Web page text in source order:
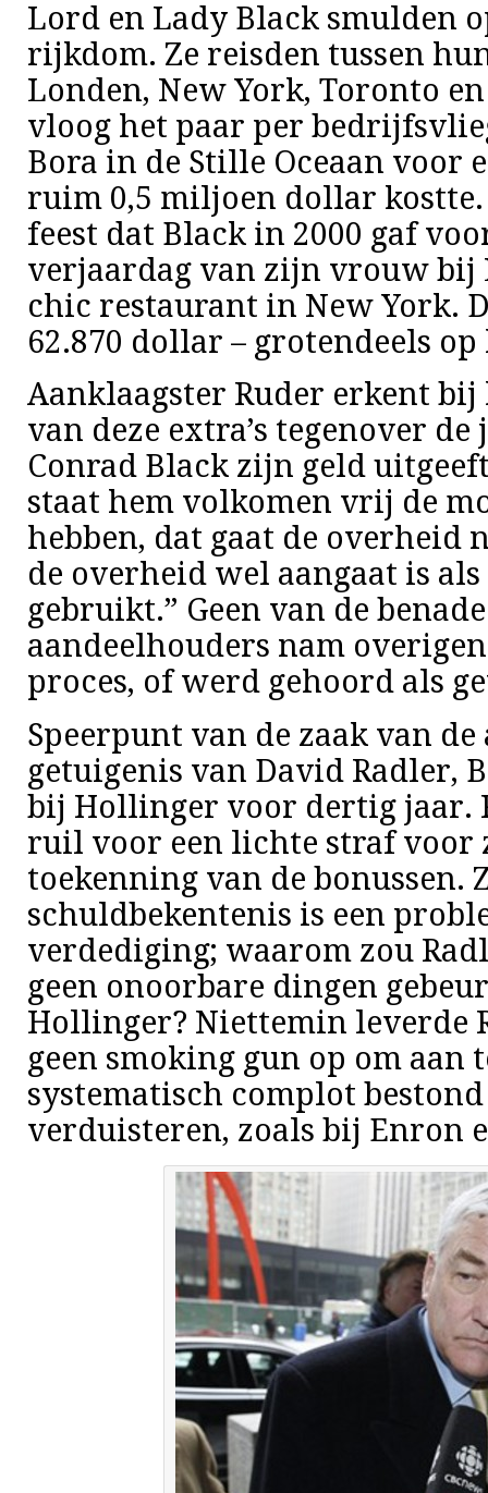
Lord en Lady Black smulden
rijkdom. Ze reisden tussen
Londen, New York, Toronto
vloog het paar per
Bora in de Stille Oceaan voor
ruim 0,5 miljoen dollar kostte.
feest dat Black in 2000 gaf
verjaardag van zijn vrouw bij
chic restaurant in New York.
62.870 dollar – grotendeels
Aanklaagster Ruder erkent
van deze extra’s tegenover de
Conrad Black zijn geld
staat hem volkomen vrij de
hebben, dat gaat de overheid
de overheid wel aangaat is
gebruikt.” Geen van de
aandeelhouders nam
proces, of werd gehoord als
Speerpunt van de zaak van
getuigenis van David Radler,
bij Hollinger voor dertig jaar.
ruil voor een lichte straf voor
toekenning van de bonussen.
schuldbekentenis is een
verdediging; waarom zou
geen onoorbare dingen
Hollinger? Niettemin leverde
geen smoking gun op om aan
systematisch complot
verduisteren, zoals bij Enron